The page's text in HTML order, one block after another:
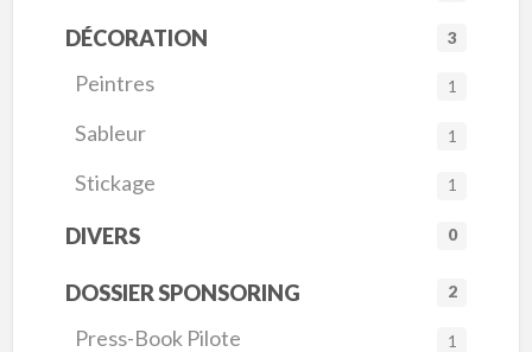
DÉCORATION 3
Peintres 1
Sableur 1
Stickage 1
DIVERS 0
DOSSIER SPONSORING 2
Press-Book Pilote 1